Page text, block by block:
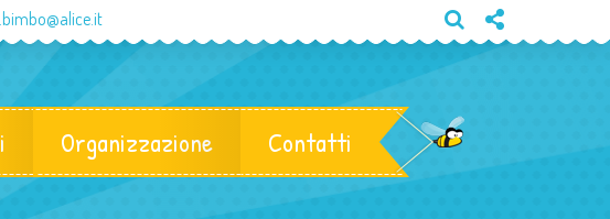
Organizzazione Contatti